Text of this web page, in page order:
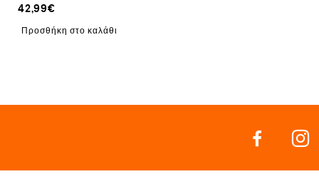
42,99€
Προσθήκη στο καλάθι